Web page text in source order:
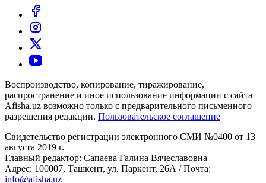
Воспроизводство, копирование, тиражирование,
распространение и иное использование информации с сайта
Afisha.uz возможно только с предварительного письменного
разрешения редакции. Пользовательское соглашение
Свидетельство регистрации электронного СМИ №0400 от 13
августа 2019 г.
Главный редактор: Сапаева Галина Вячеславовна
Адрес: 100007, Ташкент, ул. Паркент, 26А / Почта:
info@afisha.uz